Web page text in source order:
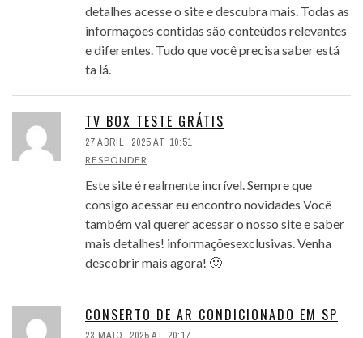
detalhes acesse o site e descubra mais. Todas as
informações contidas são conteúdos relevantes
e diferentes. Tudo que você precisa saber está
ta lá.
TV BOX TESTE GRÁTIS
27 ABRIL, 2025 AT 10:51
RESPONDER
Este site é realmente incrível. Sempre que
consigo acessar eu encontro novidades Você
também vai querer acessar o nosso site e saber
mais detalhes! informaçõesexclusivas. Venha
descobrir mais agora! 🙂
CONSERTO DE AR CONDICIONADO EM SP